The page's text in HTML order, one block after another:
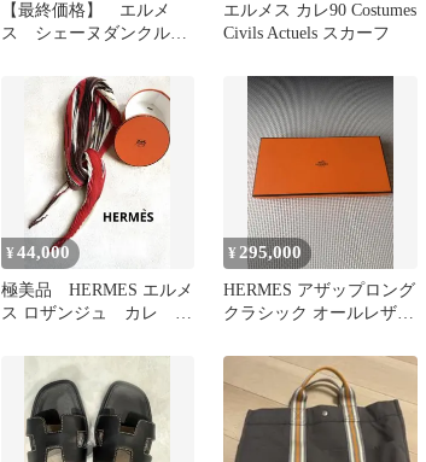
【最終価格】 エルメ
ス シェーヌダンクル
ルジェラ期
エルメス カレ90 Costumes
Civils Actuels スカーフ
¥44,000
極美品 HERMES エルメ
ス ロザンジュ カレ プ
箱付
¥295,000
HERMES アザップロング
クラシック オールレザー